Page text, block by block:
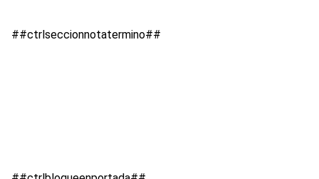
##ctrlseccionnotatermino##